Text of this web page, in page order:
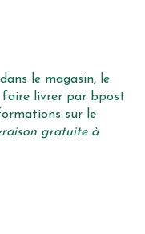
le magasin, le
faire livrer par bpost
sur le
gratuite à